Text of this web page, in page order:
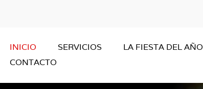
INICIO SERVICIOS LA FIESTA DEL AÑO
CONTACTO